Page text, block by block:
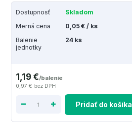
Dostupnosť
Skladom
Merná cena
0,05 € / ks
Balenie
jednotky
24 ks
1,19 €/balenie
0,97 € bez DPH
Pridať do košíka